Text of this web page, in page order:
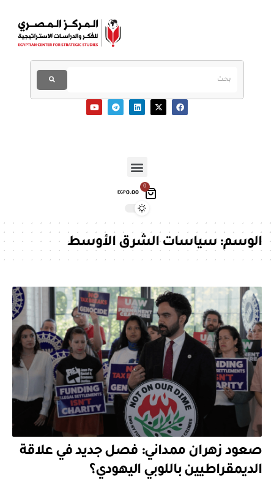
0
EGP0.00
الوسم:سياسات الشرق الأوسط
صعود زهران ممداني: فصل جديد في علاقة
الديمقراطيين باللوبي اليهودي؟